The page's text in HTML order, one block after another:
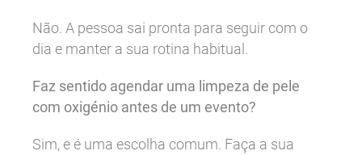
Não. A pessoa sai pronta para seguir com o
dia e manter a sua rotina habitual.
Faz sentido agendar uma limpeza de pele
com oxigénio antes de um evento?
Sim, e é uma escolha comum. Faça a sua